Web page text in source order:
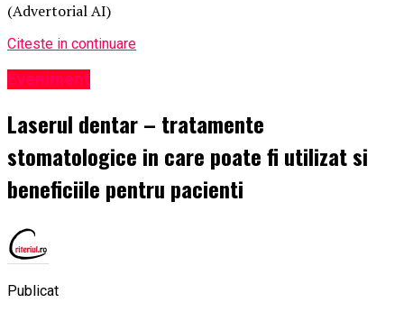
(Advertorial AI)
Citeste in continuare
Eveniment
Laserul dentar – tratamente
stomatologice in care poate fi utilizat si
beneficiile pentru pacienti
Publicat